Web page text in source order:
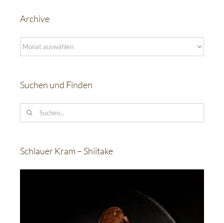
Archive
Archive
Suchen und Finden
Suche
nach:
Schlauer Kram – Shiitake